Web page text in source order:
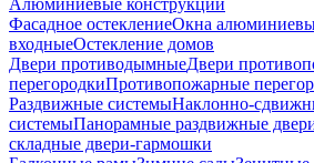
Алюминиевые конструкции
Фасадное остеклениеОкна
входныеОстекление домов
Двери противодымныеДвери
перегородкиПротивопожарные
Раздвижные системыНаклонно-
системыПанорамные раздвижные
складные двери-гармошки